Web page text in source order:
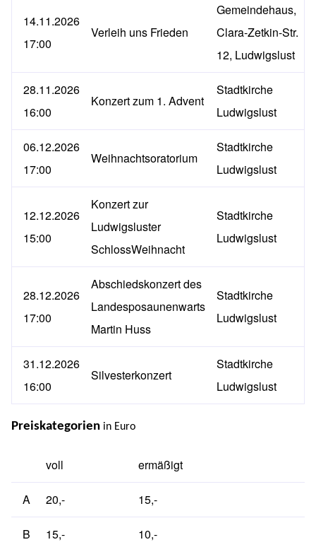
14.11.2026
17:00
Verleih uns Frieden
Gemeindehaus,
Clara-Zetkin-Str.
12, Ludwigslust
28.11.2026
16:00
Konzert zum 1. Advent
Stadtkirche
Ludwigslust
06.12.2026
17:00
Weihnachtsoratorium
Stadtkirche
Ludwigslust
12.12.2026
15:00
Konzert zur
Ludwigsluster
SchlossWeihnacht
Stadtkirche
Ludwigslust
28.12.2026
17:00
Abschiedskonzert des
Landesposaunenwarts
Martin Huss
Stadtkirche
Ludwigslust
31.12.2026
16:00
Silvesterkonzert
Stadtkirche
Ludwigslust
Preiskategorien in Euro
voll ermäßigt
A 20,- 15,-
B 15,- 10,-